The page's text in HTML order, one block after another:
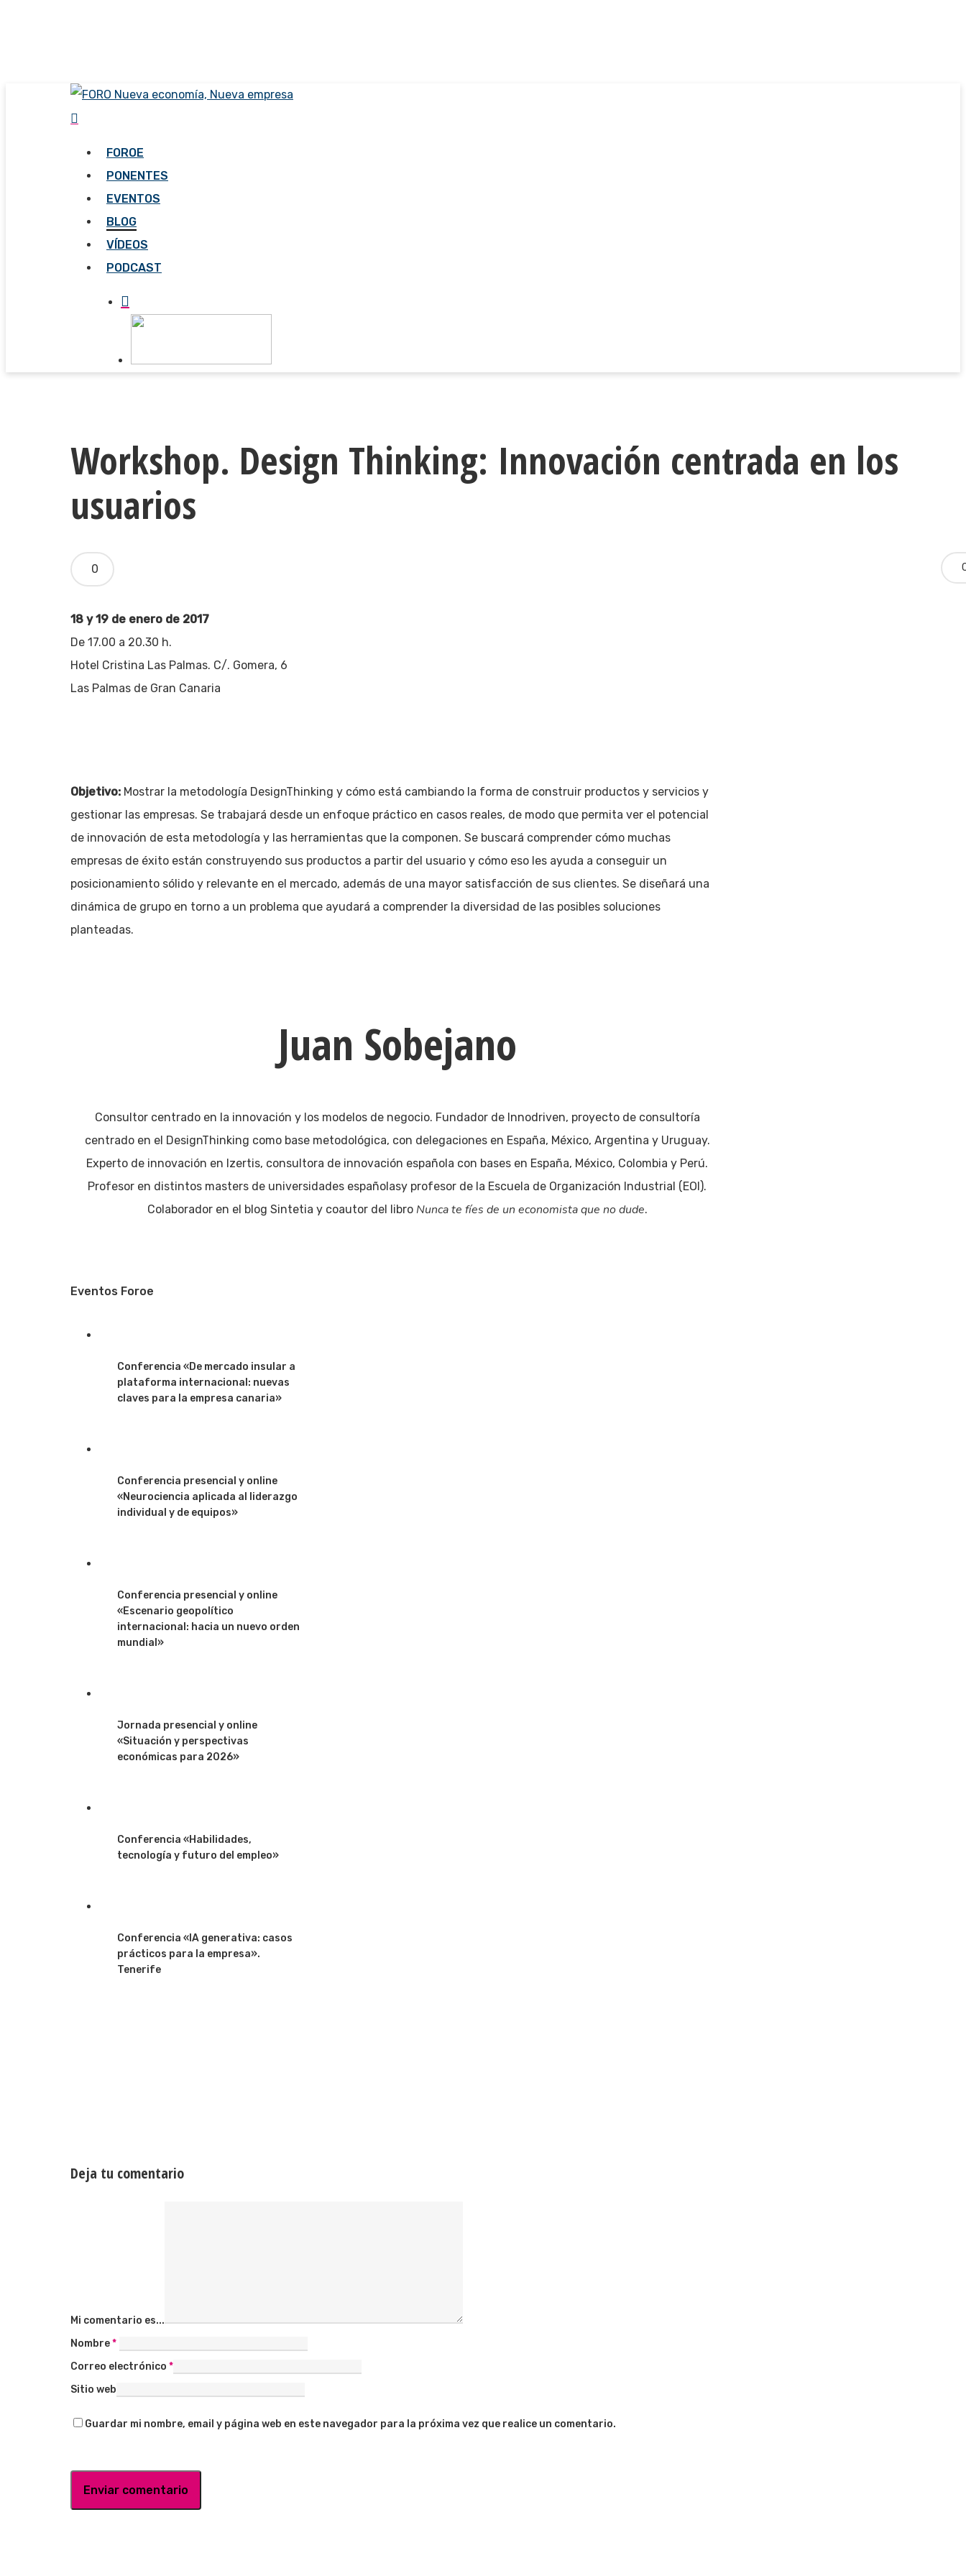
Pulsa enter para buscar o ESC para cerrar
FOROE
PONENTES
EVENTOS
BLOG
VÍDEOS
PODCAST
Workshop. Design Thinking: Innovación centrada en los
usuarios
0
18 y 19 de enero de 2017
De 17.00 a 20.30 h.
Hotel Cristina Las Palmas. C/. Gomera, 6
Las Palmas de Gran Canaria
Objetivo: Mostrar la metodología DesignThinking y cómo está cambiando la forma de construir productos y servicios y
gestionar las empresas. Se trabajará desde un enfoque práctico en casos reales, de modo que permita ver el potencial
de innovación de esta metodología y las herramientas que la componen. Se buscará comprender cómo muchas
empresas de éxito están construyendo sus productos a partir del usuario y cómo eso les ayuda a conseguir un
posicionamiento sólido y relevante en el mercado, además de una mayor satisfacción de sus clientes. Se diseñará una
dinámica de grupo en torno a un problema que ayudará a comprender la diversidad de las posibles soluciones
planteadas.
Juan Sobejano
Consultor centrado en la innovación y los modelos de negocio. Fundador de Innodriven, proyecto de consultoría
centrado en el DesignThinking como base metodológica, con delegaciones en España, México, Argentina y Uruguay.
Experto de innovación en Izertis, consultora de innovación española con bases en España, México, Colombia y Perú.
Profesor en distintos masters de universidades españolasy profesor de la Escuela de Organización Industrial (EOI).
Colaborador en el blog Sintetia y coautor del libro Nunca te fíes de un economista que no dude.
Eventos Foroe
Conferencia «De mercado insular a
plataforma internacional: nuevas
claves para la empresa canaria»
Conferencia presencial y online
«Neurociencia aplicada al liderazgo
individual y de equipos»
Conferencia presencial y online
«Escenario geopolítico
internacional: hacia un nuevo orden
mundial»
Jornada presencial y online
«Situación y perspectivas
económicas para 2026»
Conferencia «Habilidades,
tecnología y futuro del empleo»
Conferencia «IA generativa: casos
prácticos para la empresa».
Tenerife
Deja tu comentario
Mi comentario es...
Nombre*
Correo electrónico *
Sitio web
Guardar mi nombre, email y página web en este navegador para la próxima vez que realice un comentario.